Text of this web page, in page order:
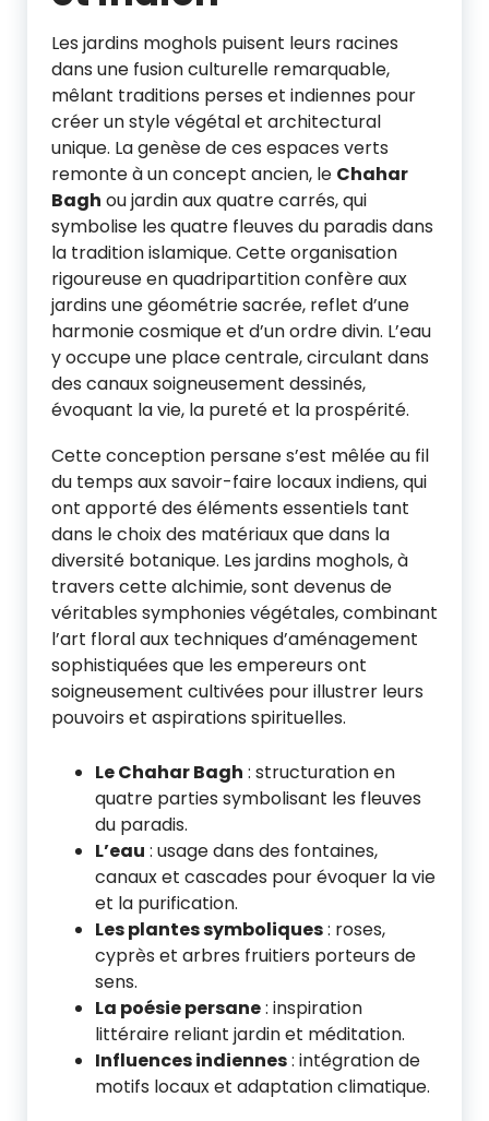
Les jardins moghols puisent leurs racines
dans une fusion culturelle remarquable,
mêlant traditions perses et indiennes pour
créer un style végétal et architectural
unique. La genèse de ces espaces verts
remonte à un concept ancien, le Chahar
Bagh ou jardin aux quatre carrés, qui
symbolise les quatre fleuves du paradis dans
la tradition islamique. Cette organisation
rigoureuse en quadripartition confère aux
jardins une géométrie sacrée, reflet d’une
harmonie cosmique et d’un ordre divin. L’eau
y occupe une place centrale, circulant dans
des canaux soigneusement dessinés,
évoquant la vie, la pureté et la prospérité.
Cette conception persane s’est mêlée au fil
du temps aux savoir-faire locaux indiens, qui
ont apporté des éléments essentiels tant
dans le choix des matériaux que dans la
diversité botanique. Les jardins moghols, à
travers cette alchimie, sont devenus de
véritables symphonies végétales, combinant
l’art floral aux techniques d’aménagement
sophistiquées que les empereurs ont
soigneusement cultivées pour illustrer leurs
pouvoirs et aspirations spirituelles.
Le Chahar Bagh : structuration en
quatre parties symbolisant les fleuves
du paradis.
L’eau : usage dans des fontaines,
canaux et cascades pour évoquer la vie
et la purification.
Les plantes symboliques: roses,
cyprès et arbres fruitiers porteurs de
sens.
La poésie persane: inspiration
littéraire reliant jardin et méditation.
Influences indiennes: intégration de
motifs locaux et adaptation climatique.